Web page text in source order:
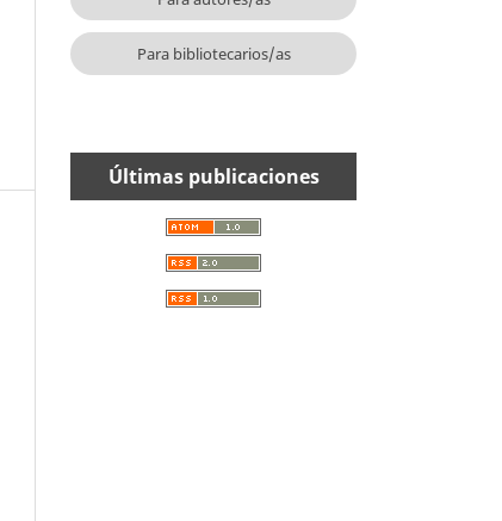
Para bibliotecarios/as
Últimas publicaciones